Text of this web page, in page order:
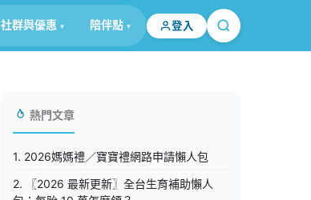
社群與優惠 陪伴點 登入
熱門文章
1. 2026媽媽禮／寶寶禮網路申請懶人包
2. 〖2026 最新更新〗全台生育補助懶人